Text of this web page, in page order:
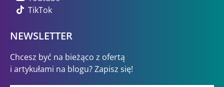
TikTok
NEWSLETTER
Chcesz być na bieżąco z ofertą
i artykułami na blogu? Zapisz się!